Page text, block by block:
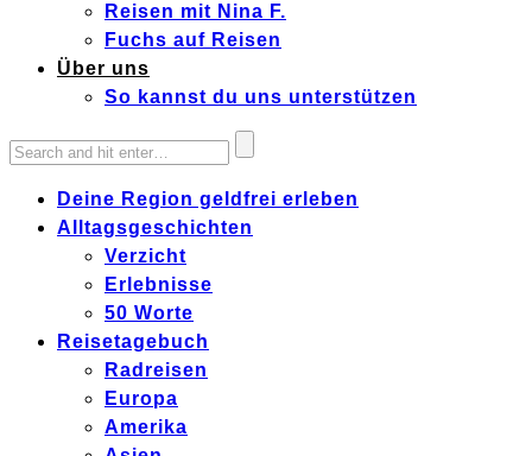
Reisen mit Nina F.
Fuchs auf Reisen
Über uns
So kannst du uns unterstützen
Deine Region geldfrei erleben
Alltagsgeschichten
Verzicht
Erlebnisse
50 Worte
Reisetagebuch
Radreisen
Europa
Amerika